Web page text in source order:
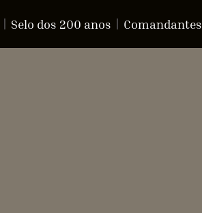
Selo dos 200 anos Comandantes